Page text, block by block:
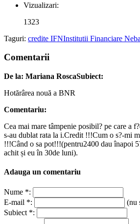
Vizualizari:
1323
Taguri: credite IFNInstitutii Financiare
Comentarii
De la: Mariana RoscaSubiect:
Hotărârea nouă a BNR
Comentariu:
Cea mai mare tâmpenie posibil? pe care a
s-au dublat rata la i.Credit !!!Cum o s?-mi
!!!Când o sa pot!!!(pentru2400 dau înapoi
achit și eu în 30de luni).
Adauga un comentariu
Nume *:
E-mail *:
(nu
Subiect *: